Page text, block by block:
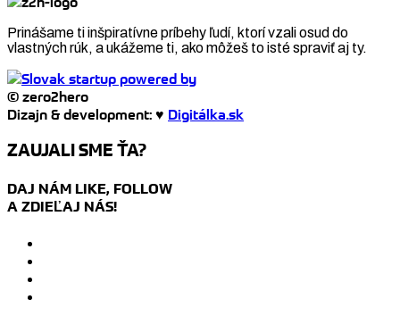
Prinášame ti inšpiratívne príbehy ľudí, ktorí vzali osud do
vlastných rúk, a ukážeme ti, ako môžeš to isté spraviť aj ty.
© zero2hero
Dizajn & development: ♥ Digitálka.sk
ZAUJALI SME ŤA?
DAJ NÁM LIKE, FOLLOW
A ZDIEĽAJ NÁS!